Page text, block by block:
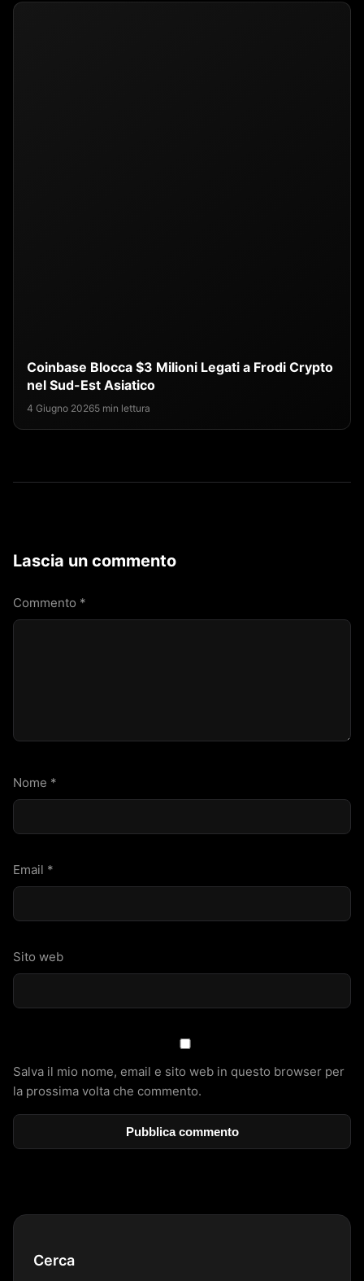
Coinbase Blocca $3 Milioni Legati a Frodi Crypto
nel Sud-Est Asiatico
4 Giugno 20265 min lettura
Lascia un commento
Commento *
Nome *
Email *
Sito web
Salva il mio nome, email e sito web in questo browser per
la prossima volta che commento.
Cerca